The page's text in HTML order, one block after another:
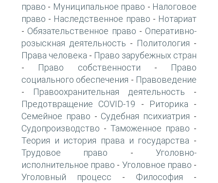
право - Муниципальное право - Налоговое
право - Наследственное право - Нотариат
- Обязательственное право - Оперативно-
розыскная деятельность - Политология -
Права человека - Право зарубежных стран
- Право собственности -
Право
социального обеспечения - Правоведение
- Правоохранительная деятельность -
Предотвращение COVID-19 - Риторика -
Семейное право - Судебная психиатрия -
Судопроизводство - Таможенное право -
Теория и история права и государства -
Трудовое право -Уголовно-
исполнительное право - Уголовное право -
Уголовный процесс - Философия -